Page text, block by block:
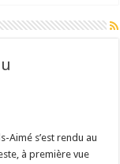
Aimé s’est rendu au
à première vue